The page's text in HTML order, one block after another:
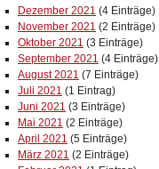
Dezember 2021 (4 Einträge)
November 2021 (2 Einträge)
Oktober 2021 (3 Einträge)
September 2021 (4 Einträge)
August 2021 (7 Einträge)
Juli 2021 (1 Eintrag)
Juni 2021 (3 Einträge)
Mai 2021 (2 Einträge)
April 2021 (5 Einträge)
März 2021 (2 Einträge)